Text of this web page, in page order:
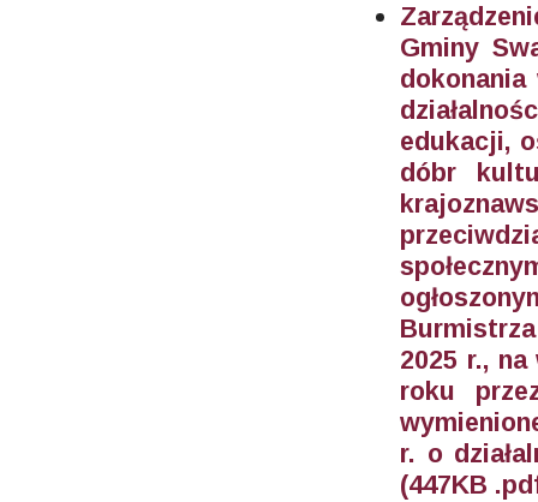
Gminy
edukacji,
dóbr
2025 r.,
roku
r. o
(447KB